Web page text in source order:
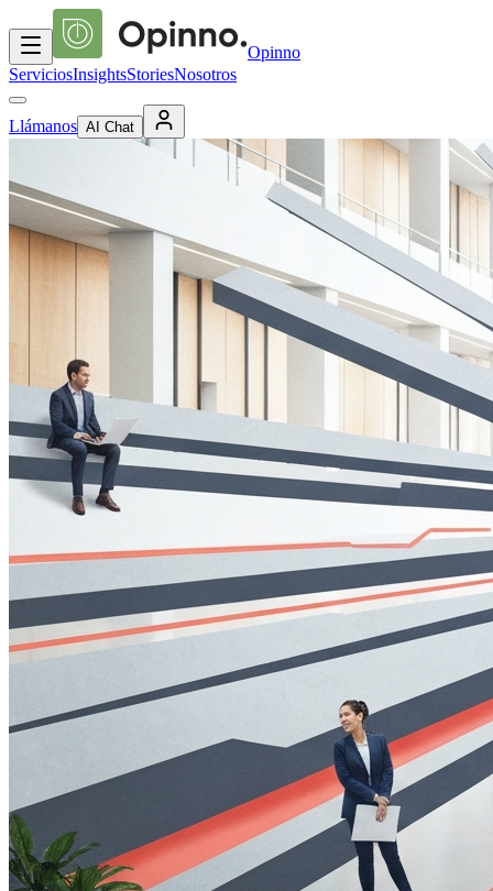
Opinno
ServiciosInsightsStoriesNosotros
Llámanos AI Chat